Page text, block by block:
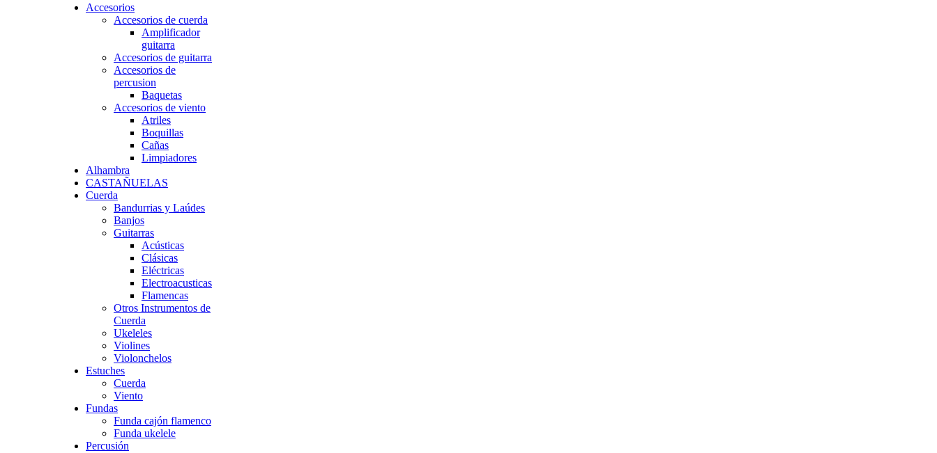
Accesorios
Accesorios de cuerda
Amplificador
guitarra
Accesorios de guitarra
Accesorios de
percusion
Baquetas
Accesorios de viento
Atriles
Boquillas
Cañas
Limpiadores
Alhambra
CASTAÑUELAS
Cuerda
Bandurrias y Laúdes
Banjos
Guitarras
Acústicas
Clásicas
Eléctricas
Electroacusticas
Flamencas
Otros Instrumentos de
Cuerda
Ukeleles
Violines
Violonchelos
Estuches
Cuerda
Viento
Fundas
Funda cajón flamenco
Funda ukelele
Percusión